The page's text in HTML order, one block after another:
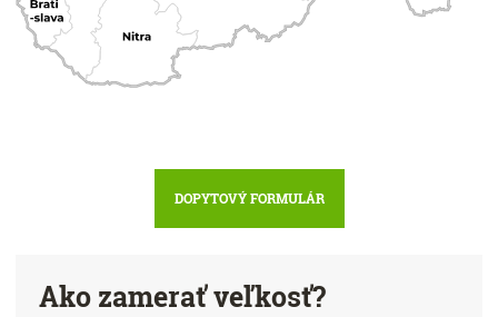
DOPYTOVÝ FORMULÁR
Ako zamerať veľkosť?